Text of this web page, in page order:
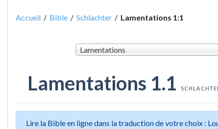
Accueil / Bible / Schlachter / Lamentations 1:1
Lamentations
Lamentations 1.1
Lire la Bible en ligne dans la traduction de votre choix :